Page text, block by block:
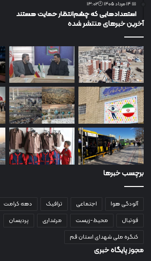
📅 14 مرداد 1405 🕙13:02
استعدادهایی که چشم‌انتظار حمایت هستند
آخرین خبرهای منتشر شده
برچسب خبرها
آلودگی هوا اجتماعی ترافیک دهه کرامت
فوتبال
محیط-زیست مرغداری
پردیسان
کنگره ملی شهدای استان قم
مجوز پایگاه خبری